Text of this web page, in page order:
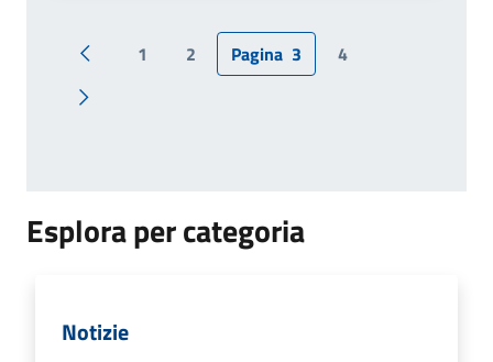
Pagina precedente
1 2 Pagina 3 4
Pagina successiva
Esplora per categoria
Notizie